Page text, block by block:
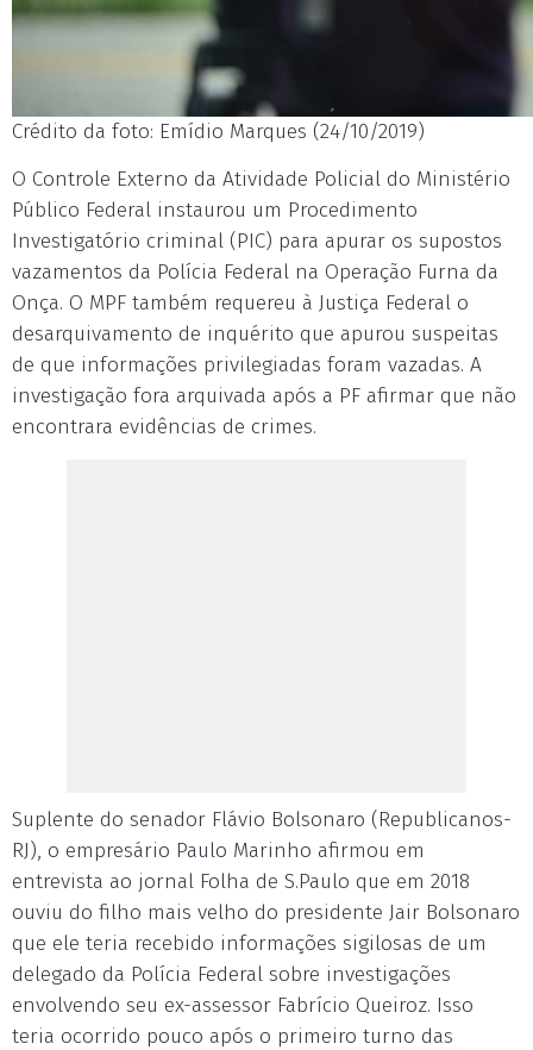
Crédito da foto: Emídio Marques (24/10/2019)
O Controle Externo da Atividade Policial do Ministério
Público Federal instaurou um Procedimento
Investigatório criminal (PIC) para apurar os supostos
vazamentos da Polícia Federal na Operação Furna da
Onça. O MPF também requereu à Justiça Federal o
desarquivamento de inquérito que apurou suspeitas
de que informações privilegiadas foram vazadas. A
investigação fora arquivada após a PF afirmar que não
encontrara evidências de crimes.
Suplente do senador Flávio Bolsonaro (Republicanos-
RJ), o empresário Paulo Marinho afirmou em
entrevista ao jornal Folha de S.Paulo que em 2018
ouviu do filho mais velho do presidente Jair Bolsonaro
que ele teria recebido informações sigilosas de um
delegado da Polícia Federal sobre investigações
envolvendo seu ex-assessor Fabrício Queiroz. Isso
teria ocorrido pouco após o primeiro turno das